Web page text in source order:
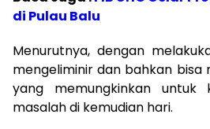
di Pulau Balu
Menurutnya, dengan
mengeliminir dan bahkan
yang memungkinkan untuk
masalah di kemudian hari.